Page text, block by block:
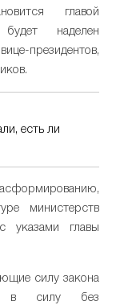
главой
наделен
президентов,
есть ли
министерств
указами главы
силу закона
в силу без